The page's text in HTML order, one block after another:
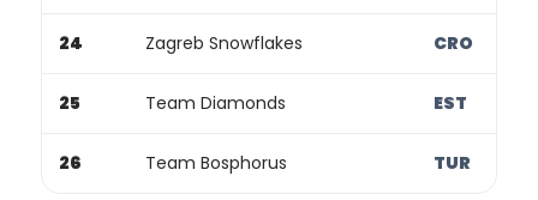
24 Zagreb Snowflakes CRO
25 Team Diamonds EST
26 Team Bosphorus TUR